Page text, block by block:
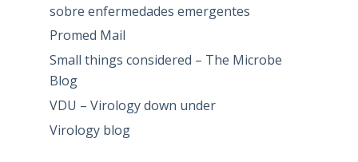
sobre enfermedades emergentes
Promed Mail
Small things considered – The Microbe
Blog
VDU – Virology down under
Virology blog